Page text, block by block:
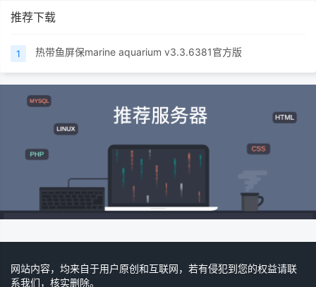
推荐下载
1 热带鱼屏保marine aquarium v3.3.6381官方版
网站内容，均来自于用户原创和互联网，若有侵犯到您的权益请联
系我们，核实删除。